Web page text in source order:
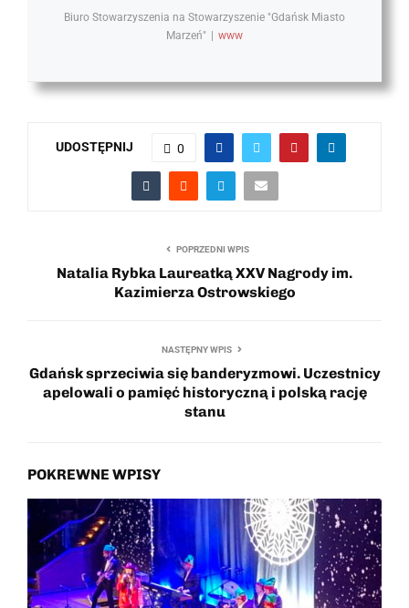
Biuro Stowarzyszenia na Stowarzyszenie "Gdańsk Miasto
Marzeń"
www
UDOSTĘPNIJ 0
POPRZEDNI WPIS
Natalia Rybka Laureatką XXV Nagrody im.
Kazimierza Ostrowskiego
NASTĘPNY WPIS
Gdańsk sprzeciwia się banderyzmowi. Uczestnicy
apelowali o pamięć historyczną i polską rację
stanu
POKREWNE WPISY